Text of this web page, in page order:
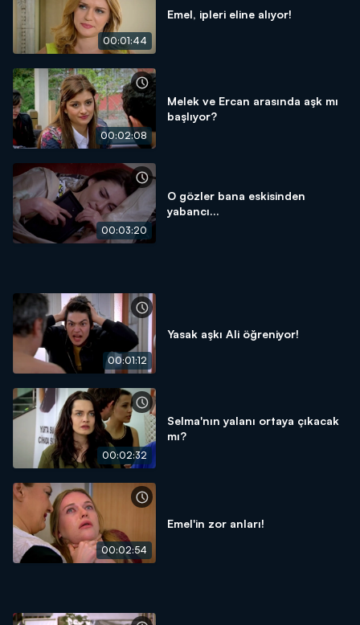
00:01:44
Emel, ipleri eline alıyor!
00:02:08
Melek ve Ercan arasında aşk mı
başlıyor?
00:03:20
O gözler bana eskisinden
yabancı...
00:01:12
Yasak aşkı Ali öğreniyor!
00:02:32
Selma'nın yalanı ortaya çıkacak
mı?
00:02:54
Emel'in zor anları!